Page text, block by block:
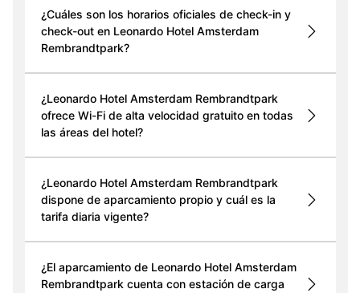
¿Cuáles son los horarios oficiales de check-in y
check-out en Leonardo Hotel Amsterdam
Rembrandtpark?
¿Leonardo Hotel Amsterdam Rembrandtpark
ofrece Wi-Fi de alta velocidad gratuito en todas
las áreas del hotel?
¿Leonardo Hotel Amsterdam Rembrandtpark
dispone de aparcamiento propio y cuál es la
tarifa diaria vigente?
¿El aparcamiento de Leonardo Hotel Amsterdam
Rembrandtpark cuenta con estación de carga